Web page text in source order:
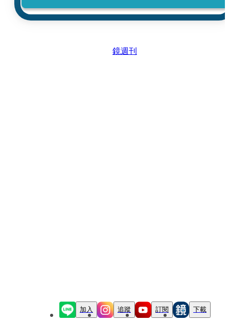
鏡週刊
加入 追蹤 訂閱 下載